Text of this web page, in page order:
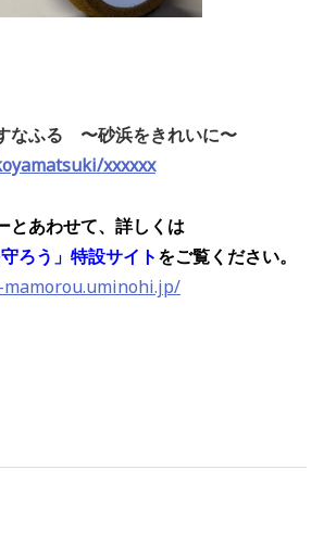
なふる 〜砂浜をきれいに〜
xxxxxx
とあわせて、詳しくは
ろう」特設サイトをご覧ください。